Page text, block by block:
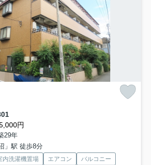
円
29年
」駅 徒歩8分
内洗濯機置場 エアコン
バルコニー